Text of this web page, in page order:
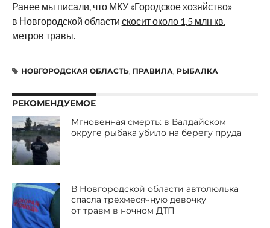
Ранее мы писали, что МКУ «Городское хозяйство»
в Новгородской области скосит около 1,5 млн кв.
метров травы.
НОВГОРОДСКАЯ ОБЛАСТЬ, ПРАВИЛА, РЫБАЛКА
РЕКОМЕНДУЕМОЕ
Мгновенная смерть: в Валдайском
округе рыбака убило на берегу пруда
В Новгородской области автолюлька
спасла трёхмесячную девочку
от травм в ночном ДТП